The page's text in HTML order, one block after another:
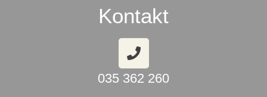
Kontakt
035 362 260